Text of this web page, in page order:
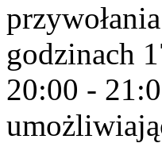
godzinach
20:00 -